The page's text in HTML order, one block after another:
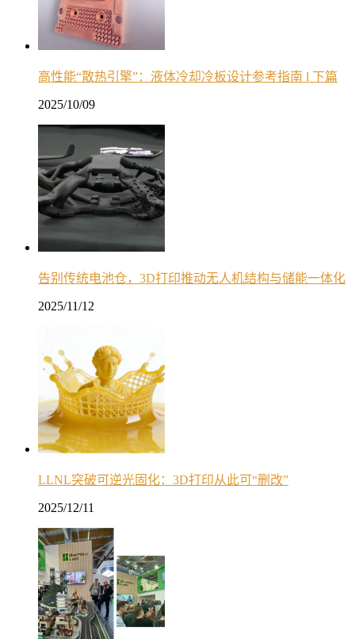
高性能“散热引擎”：液体冷却冷板设计参考指南 l 下篇
2025/10/09
告别传统电池仓，3D打印推动无人机结构与储能一体化
2025/11/12
LLNL突破可逆光固化：3D打印从此可“删改”
2025/12/11